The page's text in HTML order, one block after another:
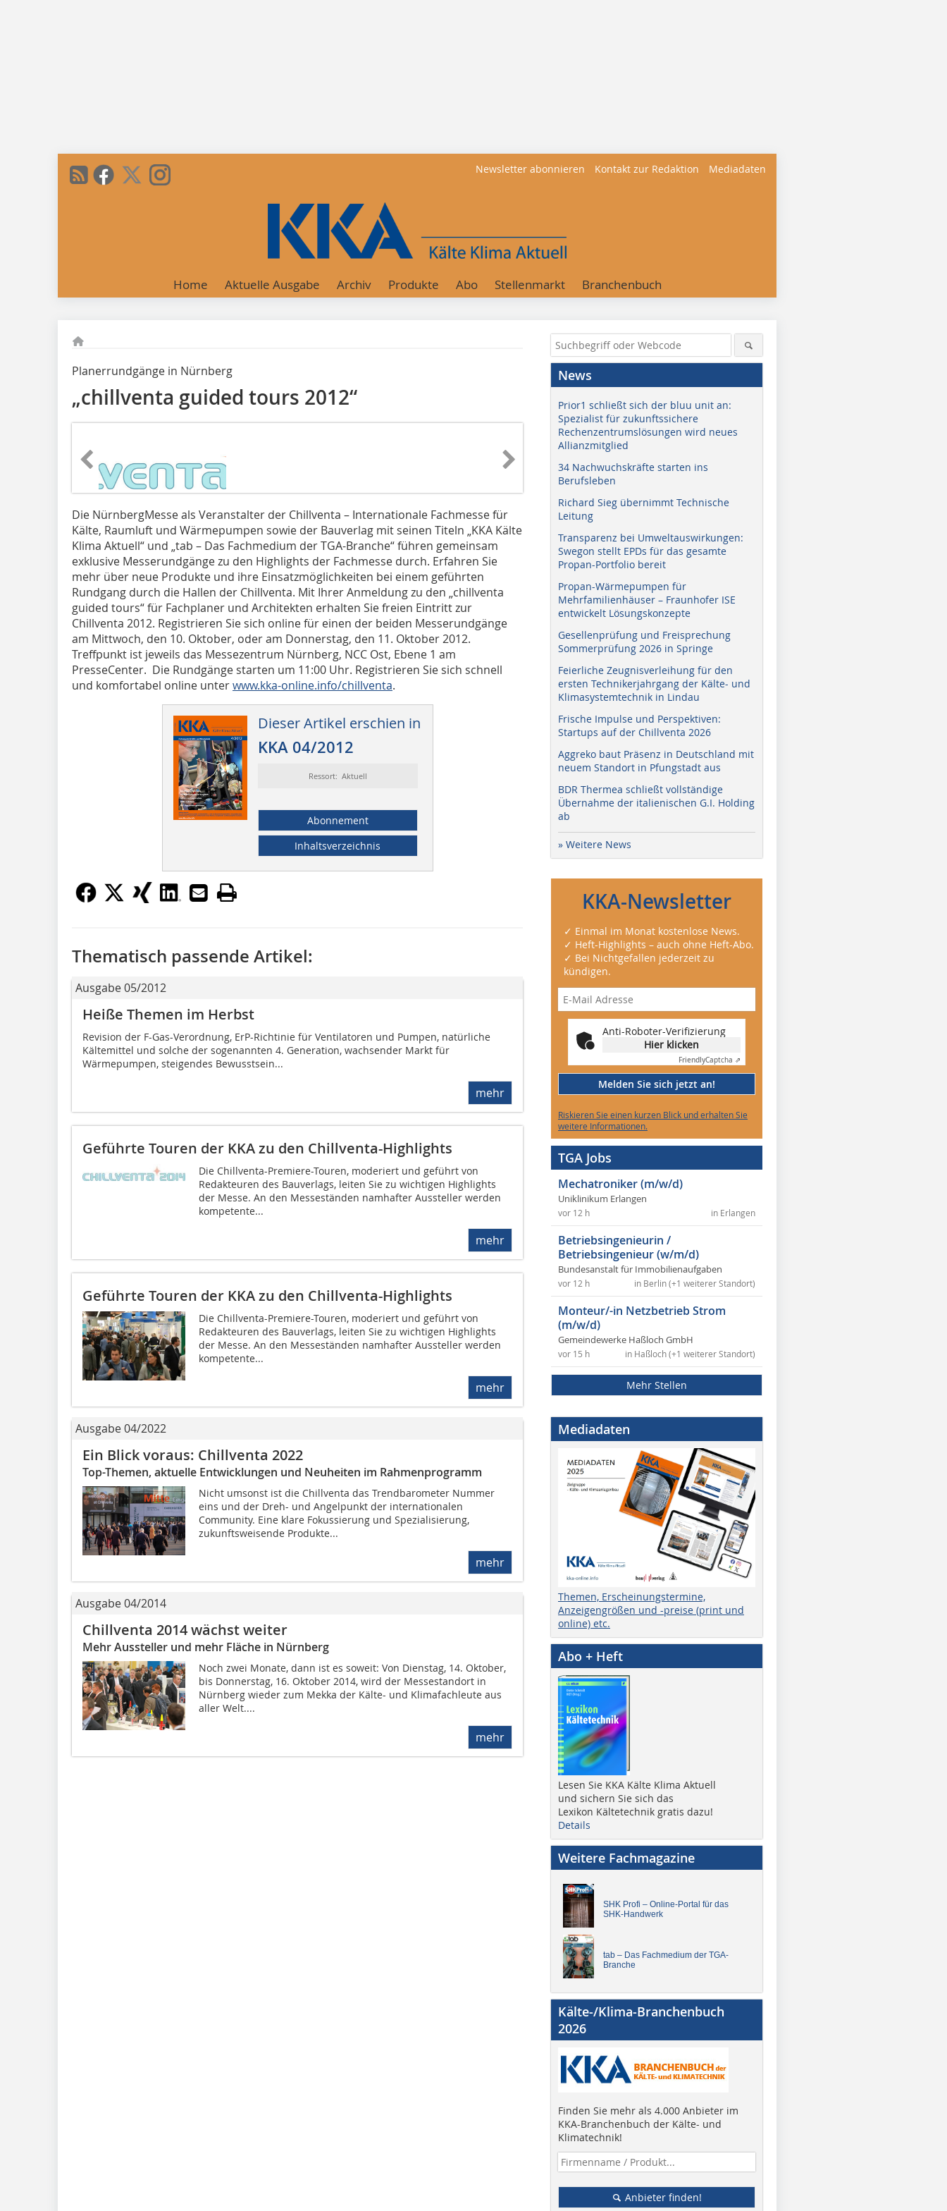
Newsletter abonnieren Kontakt zur Redaktion Mediadaten
Home Aktuelle Ausgabe Archiv Produkte Abo Stellenmarkt Branchenbuch
Planerrundgänge in Nürnberg
„chillventa guided tours 2012“
Die NürnbergMesse als Veranstalter der Chillventa – Internationale Fachmesse für
Kälte, Raumluft und Wärmepumpen sowie der Bauverlag mit seinen Titeln „KKA Kälte
Klima Aktuell“ und „tab – Das Fachmedium der TGA-Branche“ führen gemeinsam
exklusive Messerundgänge zu den Highlights der Fachmesse durch. Erfahren Sie
mehr über neue Produkte und ihre Einsatzmöglichkeiten bei einem geführten
Rundgang durch die Hallen der Chillventa. Mit Ihrer Anmeldung zu den „chillventa
guided tours“ für Fachplaner und Architekten erhalten Sie freien Eintritt zur
Chillventa 2012. Registrieren Sie sich online für einen der beiden Messerundgänge
am Mittwoch, den 10. Oktober, oder am Donnerstag, den 11. Oktober 2012.
Treffpunkt ist jeweils das Messezentrum Nürnberg, NCC Ost, Ebene 1 am
PresseCenter. Die Rundgänge starten um 11:00 Uhr. Registrieren Sie sich schnell
und komfortabel online unterwww.kka-online.info/chillventa.
Dieser Artikel erschien in
KKA 04/2012
Ressort: Aktuell
Abonnement
Inhaltsverzeichnis
Thematisch passende Artikel:
Ausgabe 05/2012
Heiße Themen im Herbst
Revision der F-Gas-Verordnung, ErP-Richtinie für Ventilatoren und Pumpen, natürliche
Kältemittel und solche der sogenannten 4. Generation, wachsender Markt für
Wärmepumpen, steigendes Bewusstsein...
mehr
Geführte Touren der KKA zu den Chillventa-Highlights
Die Chillventa-Premiere-Touren, moderiert und geführt von
Redakteuren des Bauverlags, leiten Sie zu wichtigen Highlights
der Messe. An den Messeständen namhafter Aussteller werden
kompetente...
mehr
Geführte Touren der KKA zu den Chillventa-Highlights
Die Chillventa-Premiere-Touren, moderiert und geführt von
Redakteuren des Bauverlags, leiten Sie zu wichtigen Highlights
der Messe. An den Messeständen namhafter Aussteller werden
kompetente...
mehr
Ausgabe 04/2022
Ein Blick voraus: Chillventa 2022
Top-Themen, aktuelle Entwicklungen und Neuheiten im Rahmenprogramm
Nicht umsonst ist die Chillventa das Trendbarometer Nummer
eins und der Dreh- und Angelpunkt der internationalen
Community. Eine klare Fokussierung und Spezialisierung,
zukunftsweisende Produkte...
mehr
Ausgabe 04/2014
Chillventa 2014 wächst weiter
Mehr Aussteller und mehr Fläche in Nürnberg
Noch zwei Monate, dann ist es soweit: Von Dienstag, 14. Oktober,
bis Donnerstag, 16. Oktober 2014, wird der Messestandort in
Nürnberg wieder zum Mekka der Kälte- und Klimafachleute aus
aller Welt....
mehr
News
Prior1 schließt sich der bluu unit an:
Spezialist für zukunftssichere
Rechenzentrumslösungen wird neues
Allianzmitglied
34 Nachwuchskräfte starten ins
Berufsleben
Richard Sieg übernimmt Technische
Leitung
Transparenz bei Umweltauswirkungen:
Swegon stellt EPDs für das gesamte
Propan-Portfolio bereit
Propan-Wärmepumpen für
Mehrfamilienhäuser – Fraunhofer ISE
entwickelt Lösungskonzepte
Gesellenprüfung und Freisprechung
Sommerprüfung 2026 in Springe
Feierliche Zeugnisverleihung für den
ersten Technikerjahrgang der Kälte- und
Klimasystemtechnik in Lindau
Frische Impulse und Perspektiven:
Startups auf der Chillventa 2026
Aggreko baut Präsenz in Deutschland mit
neuem Standort in Pfungstadt aus
BDR Thermea schließt vollständige
Übernahme der italienischen G.I. Holding
ab
» Weitere News
KKA-Newsletter
✓ Einmal im Monat kostenlose News.
✓ Heft-Highlights – auch ohne Heft-Abo.
✓ Bei Nichtgefallen jederzeit zu
kündigen.
Anti-Roboter-Verifizierung
Hier klicken
FriendlyCaptcha ⇗
Melden Sie sich jetzt an!
Riskieren Sie einen kurzen Blick und erhalten Sie
weitere Informationen.
TGA Jobs
Mechatroniker (m/w/d)
Uniklinikum Erlangen
in Erlangen
vor 12 h
Betriebsingenieurin /
Betriebsingenieur (w/m/d)
Bundesanstalt für Immobilienaufgaben
in Berlin (+1 weiterer Standort)
vor 12 h
Monteur/-in Netzbetrieb Strom
(m/w/d)
Gemeindewerke Haßloch GmbH
in Haßloch (+1 weiterer Standort)
vor 15 h
Mehr Stellen
Mediadaten
Themen, Erscheinungstermine,
Anzeigengrößen und -preise (print und
online) etc.
Abo + Heft
Lesen Sie KKA Kälte Klima Aktuell
und sichern Sie sich das
Lexikon Kältetechnik gratis dazu!
Details
Weitere Fachmagazine
SHK Profi – Online-Portal für das
SHK-Handwerk
tab – Das Fachmedium der TGA-
Branche
Kälte-/Klima-Branchenbuch
2026
Finden Sie mehr als 4.000 Anbieter im
KKA-Branchenbuch der Kälte- und
Klimatechnik!
Anbieter finden!